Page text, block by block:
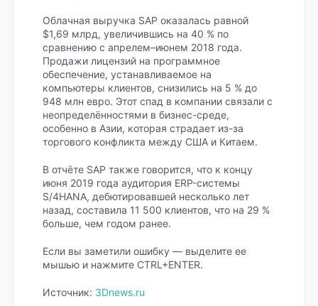
Облачная выручка SAP оказалась равной
$1,69 млрд, увеличившись на 40 % по
сравнению с апрелем–июнем 2018 года.
Продажи лицензий на программное
обеспечение, устанавливаемое на
компьютеры клиентов, снизились на 5 % до
948 млн евро. Этот спад в компании связали с
неопределённостями в бизнес-среде,
особенно в Азии, которая страдает из-за
торгового конфликта между США и Китаем.
В отчёте SAP также говорится, что к концу
июня 2019 года аудитория ERP-системы
S/4HANA, дебютировавшей несколько лет
назад, составила 11 500 клиентов, что на 29 %
больше, чем годом ранее.
Если вы заметили ошибку — выделите ее
мышью и нажмите CTRL+ENTER.
Источник: 3Dnews.ru